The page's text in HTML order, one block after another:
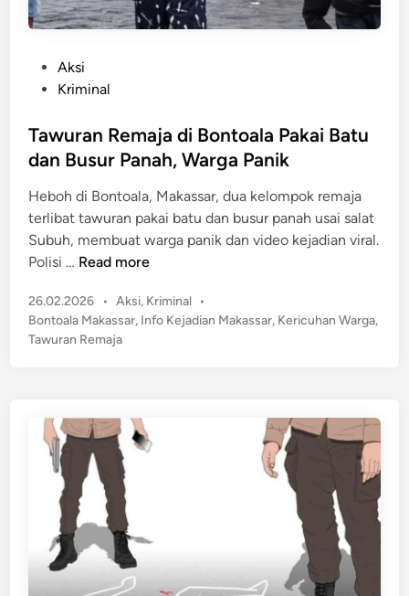
e
m
a
e
n
g
M
t
o
r
B
a
u
s
u
t
e
i
n
Aksi
Kriminal
Tawuran Remaja di Bontoala Pakai Batu
dan Busur Panah, Warga Panik
Heboh di Bontoala, Makassar, dua kelompok remaja
terlibat tawuran pakai batu dan busur panah usai salat
Subuh, membuat warga panik dan video kejadian viral.
Polisi … T
w
u
r
R
e
m
a
j
a
d
Read more
26.02.2026 • P
o
s
i
n
Aksi, Kriminal •
Bontoala Makassar, Info Kejadian Makassar, Kericuhan Warga,
Tawuran Remaja